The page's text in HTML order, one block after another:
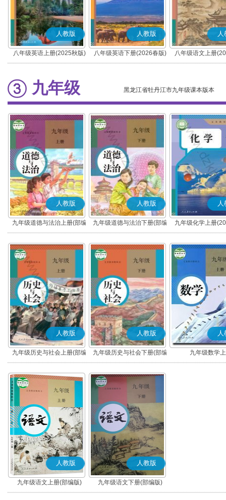
人教版
八年级英语上册(2025秋版)
人教版
八年级英语下册(2026春版)
人
八年级语文上册
(部编版)
九年级 黑龙江省牡丹江市九年级课本版本
人教版
九年级道德与法治上册(部编
版)
人教版
九年级道德与法治下册(部编
版)
人
九年级化学上册
人教版
九年级历史与社会上册(部编
版)
人教版
九年级历史与社会下册(部编
版)
人
九年级数学
人教版
九年级语文上册(部编版)
人教版
九年级语文下册(部编版)